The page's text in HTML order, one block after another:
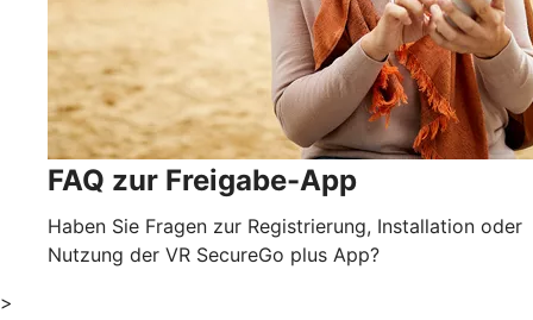
FAQ zur Freigabe-App
Haben Sie Fragen zur Registrierung, Installation oder
Nutzung der VR SecureGo plus App?
>